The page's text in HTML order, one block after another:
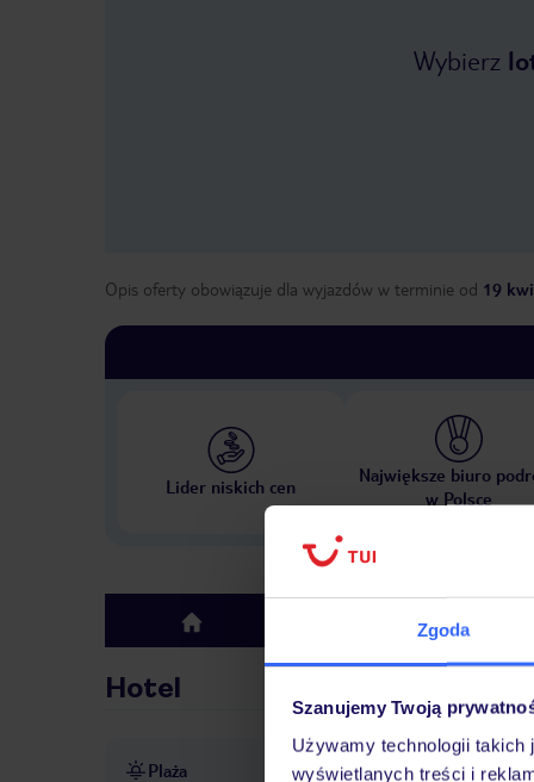
Zgoda
Szanujemy Twoją
Używamy technologii
wyświetlanych treści i
Wybierz
Opis oferty obowiązuje dla wyjazdów w terminie od 19
Lider niskich cen
Największe biuro
w Polsce
top
Hotel
Plaża
ok. 1,5 km od kamienistej